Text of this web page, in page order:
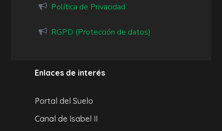
Política de Privacidad
RGPD (Protección de datos)
Enlaces de interés
Portal del Suelo
Canal de Isabel II